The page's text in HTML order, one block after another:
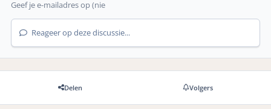
Reageer op deze discussie...
Delen Volgers